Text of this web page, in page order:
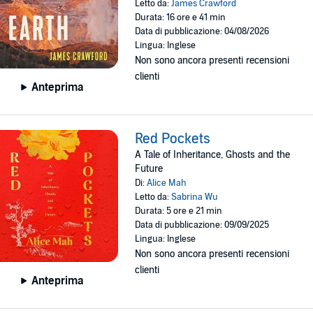
Anteprima
Letto da:James Crawford
Durata: 16 ore e 41 min
Data di pubblicazione: 04/08/2026
Lingua: Inglese
Non sono ancora presenti recensioni
clienti
Anteprima
Red Pockets
A Tale of Inheritance, Ghosts and the
Future
Di:Alice Mah
Letto da:Sabrina Wu
Durata: 5 ore e 21 min
Data di pubblicazione: 09/09/2025
Lingua: Inglese
Non sono ancora presenti recensioni
clienti